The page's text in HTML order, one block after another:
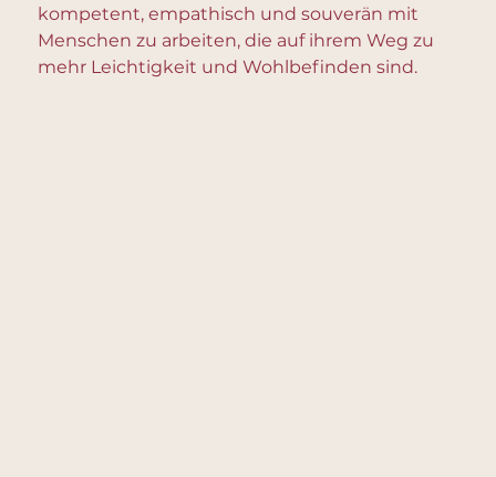
kompetent, empathisch und souverän mit
Menschen zu arbeiten, die auf ihrem Weg zu
mehr Leichtigkeit und Wohlbefinden sind.